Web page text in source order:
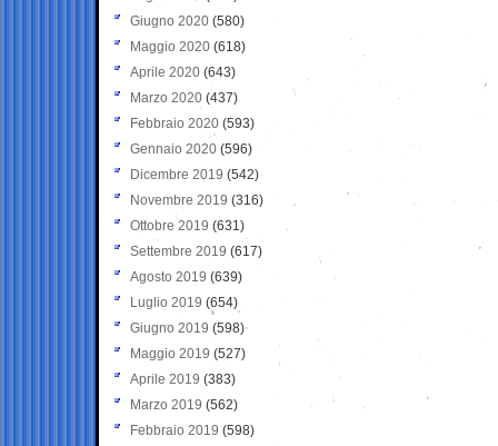
Giugno 2020 (580)
Maggio 2020 (618)
Aprile 2020 (643)
Marzo 2020 (437)
Febbraio 2020 (593)
Gennaio 2020 (596)
Dicembre 2019 (542)
Novembre 2019 (316)
Ottobre 2019 (631)
Settembre 2019 (617)
Agosto 2019 (639)
Luglio 2019 (654)
Giugno 2019 (598)
Maggio 2019 (527)
Aprile 2019 (383)
Marzo 2019 (562)
Febbraio 2019 (598)